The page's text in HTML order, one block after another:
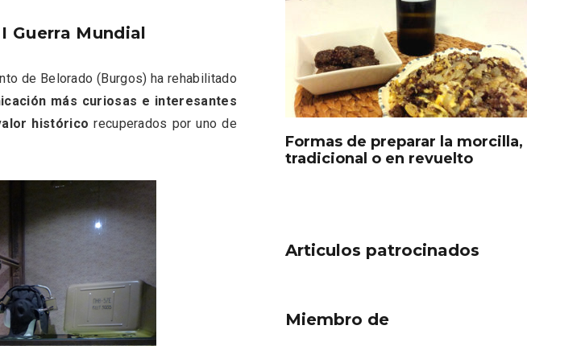
Guerra Mundial
de Belorado (Burgos) ha rehabilitado
más curiosas e interesantes
histórico recuperados por uno de
Formas de preparar la morcilla,
tradicional o en revuelto
Articulos patrocinados
Miembro de
IGP Morcilla de Burgos
triunfó en el Salón Gourmet
2026
Disfrutar de la Semana
Santa en Rueda en 2026